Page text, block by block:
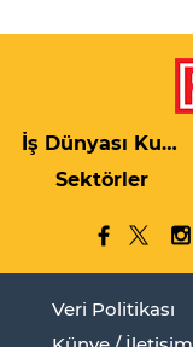
İş Dünyası Kulis
Sektörler
Veri Politikası